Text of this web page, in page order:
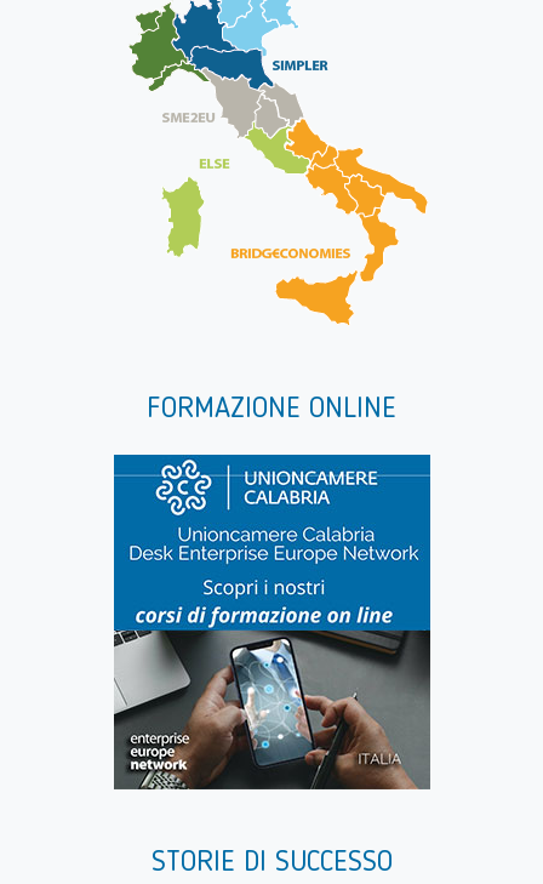
FORMAZIONE ONLINE
STORIE DI SUCCESSO